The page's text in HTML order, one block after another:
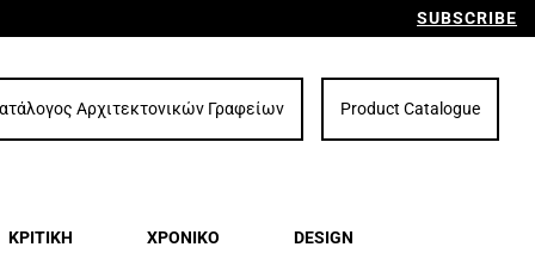
SUBSCRIBE
Αρχιτεκτονικών Γραφείων Product Catalogue
ΚΡΙΤΙΚΗ ΧΡΟΝΙΚΟ DESIGN